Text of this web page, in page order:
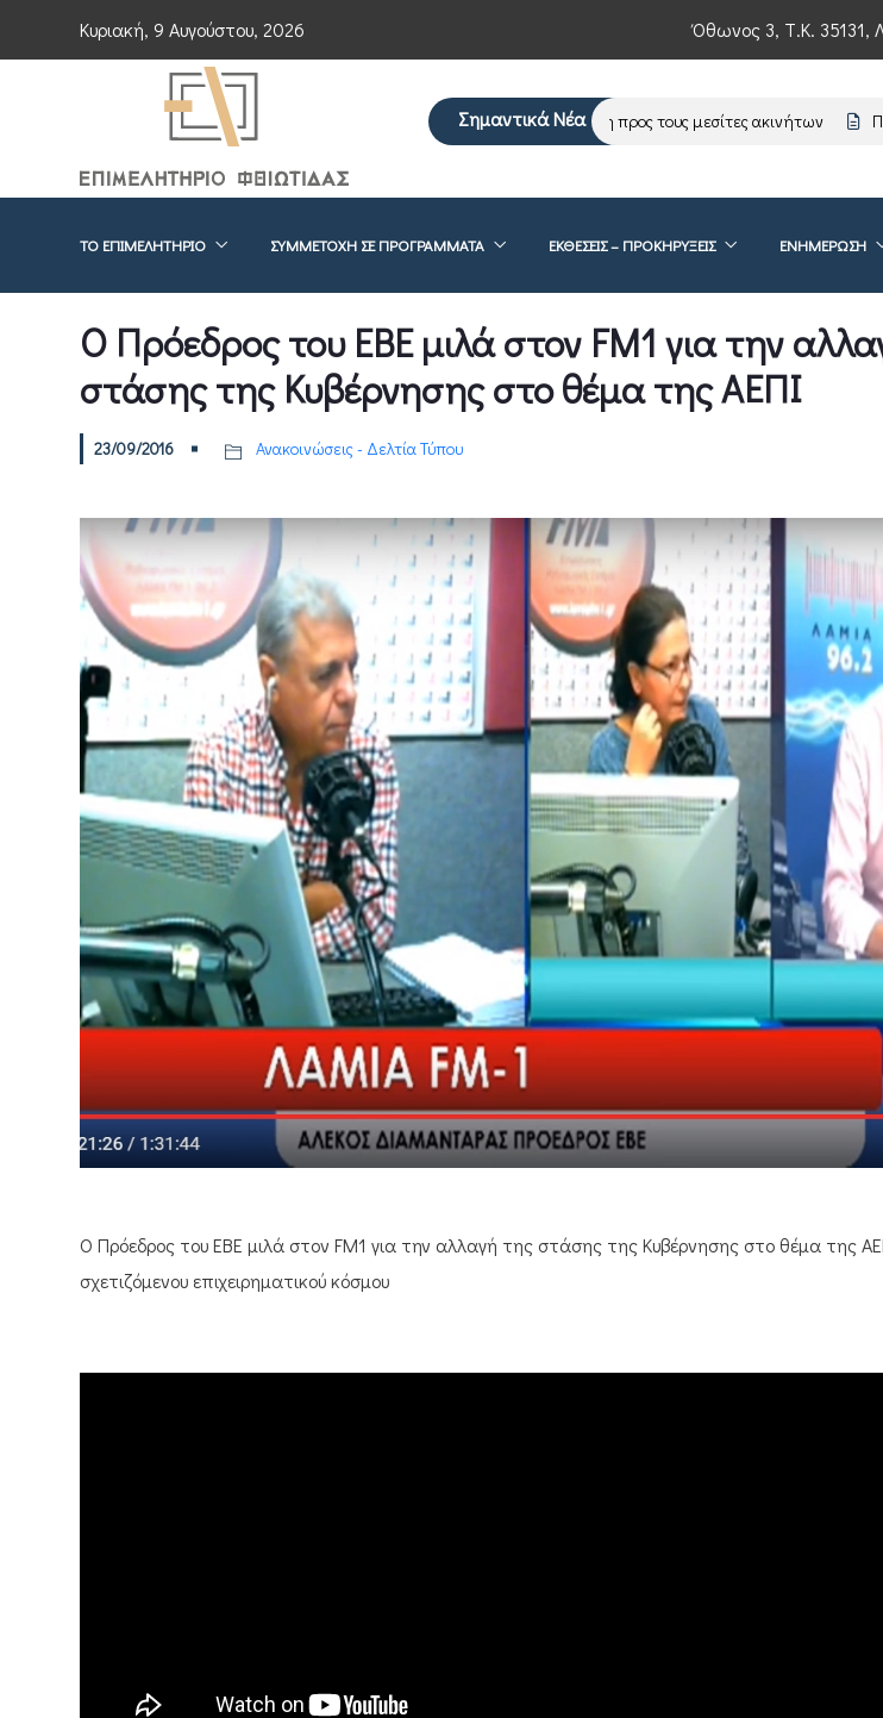
Κυριακή, 9 Αυγούστου, 2026 Όθωνος 3, Τ.Κ. 35131,
Σημαντικά Νέα
Επείγουσα ενημέρωση προς τους μεσίτες ακινήτων
ΤΟ ΕΠΙΜΕΛΗΤΉΡΙΟ ΣΥΜΜΕΤΟΧΉ ΣΕ ΠΡΟΓΡΆΜΜΑΤΑ ΕΚΘΕΣΕΙΣ – ΠΡΟΚΗΡΥΞΕΙΣ ΕΝΗΜΈΡΩΣΗ
Ο Πρόεδρος του EBE μιλά στον FM1 για την
στάσης της Κυβέρνησης στο θέμα της ΑΕΠΙ
23/09/2016 Ανακοινώσεις - Δελτία Τύπου
Ο Πρόεδρος του EBE μιλά στον FM1 για την αλλαγή της στάσης της Κυβέρνησης στο θέμα της
σχετιζόμενου επιχειρηματικού κόσμου